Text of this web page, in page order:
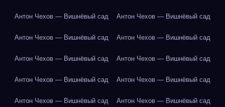
Антон Чехов — Вишнёвый сад Антон Чехов — Вишнёвый сад
Антон Чехов — Вишнёвый сад Антон Чехов — Вишнёвый сад
Антон Чехов — Вишнёвый сад Антон Чехов — Вишнёвый сад
Антон Чехов — Вишнёвый сад Антон Чехов — Вишнёвый сад
Антон Чехов — Вишнёвый сад Антон Чехов — Вишнёвый сад